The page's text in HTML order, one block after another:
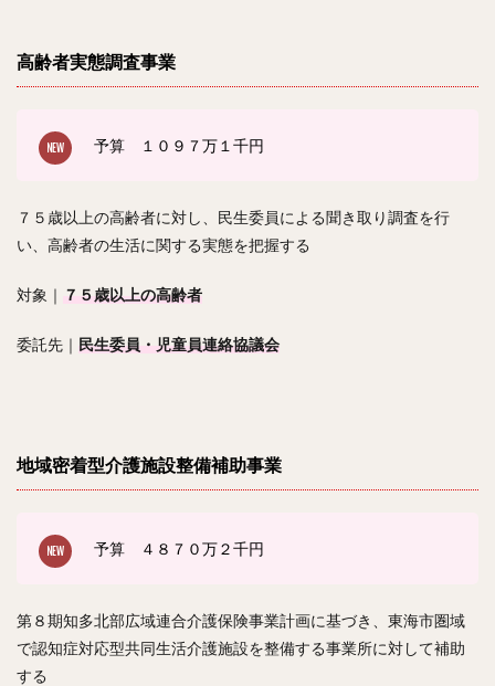
高齢者実態調査事業
予算 １０９７万１千円
７５歳以上の高齢者に対し、民生委員による聞き取り調査を行
い、高齢者の生活に関する実態を把握する
対象｜ ７５歳以上の高齢者
委託先｜ 民生委員・児童員連絡協議会
地域密着型介護施設整備補助事業
予算 ４８７０万２千円
第８期知多北部広域連合介護保険事業計画に基づき、東海市圏域
で認知症対応型共同生活介護施設を整備する事業所に対して補助
する